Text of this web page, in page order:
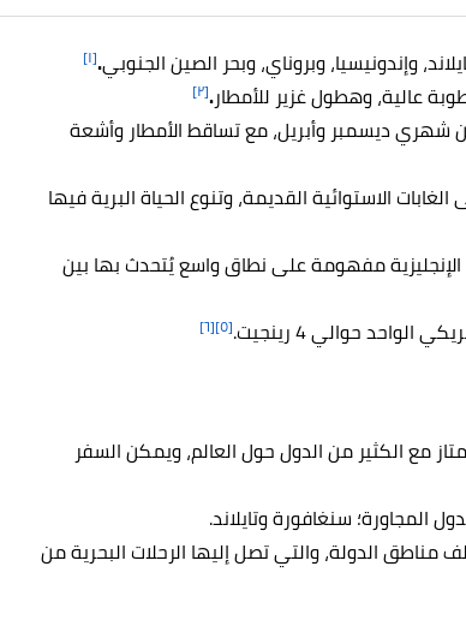
وإندونيسيا، وبروناي، وبحر الصين الجنوبي.[١]
عالية، وهطول غزير للأمطار.[٢]
شهري ديسمبر وأبريل، مع تساقط الأمطار وأشعة
الاستوائية القديمة، وتنوع الحياة البرية فيها
مفهومة على نطاق واسع يُتحدث بها بين
الواحد حوالي 4 رينجيت. [٥] [٦]
مع الكثير من الدول حول العالم، ويمكن السفر
المجاورة؛ سنغافورة وتايلاند.
مناطق الدولة، والتي تصل إليها الرحلات البحرية من